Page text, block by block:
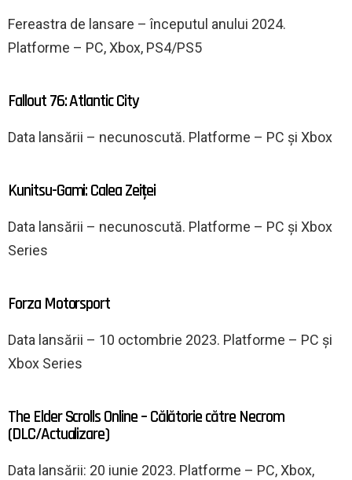
Fereastra de lansare – începutul anului 2024.
Platforme – PC, Xbox, PS4/PS5
Fallout 76: Atlantic City
Data lansării – necunoscută. Platforme – PC și Xbox
Kunitsu-Gami: Calea Zeiței
Data lansării – necunoscută. Platforme – PC și Xbox
Series
Forza Motorsport
Data lansării – 10 octombrie 2023. Platforme – PC și
Xbox Series
The Elder Scrolls Online – Călătorie către Necrom
(DLC/Actualizare)
Data lansării: 20 iunie 2023. Platforme – PC, Xbox,